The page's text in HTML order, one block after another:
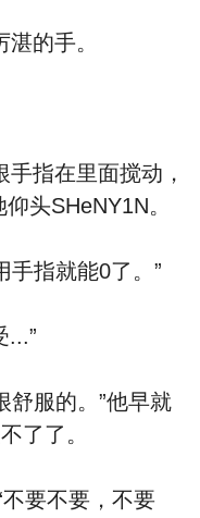
的手。
指在里面搅动，
头SHeNY1N。
指就能0了。”
...”
服的。”他早就
了了。
要不要，不要